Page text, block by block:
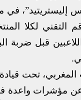
في
التقني لكلا
قبل ضربة
المغربي، تحت
مؤشرات واعدة